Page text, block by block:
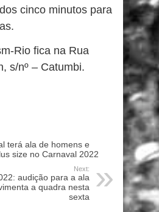
cinco minutos para
Rio fica na Rua
s/nº – Catumbi.
terá ala de homens e
size no Carnaval 2022
Next:
audição para a ala
a quadra nesta
sexta